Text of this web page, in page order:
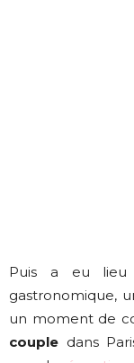
Puis a eu lieu
gastronomique,
un moment de
couple dans